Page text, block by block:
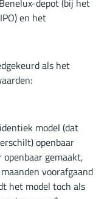
depot (bij het
en het
als het
model (dat
openbaar
gemaakt,
voorafgaand
het model toch als